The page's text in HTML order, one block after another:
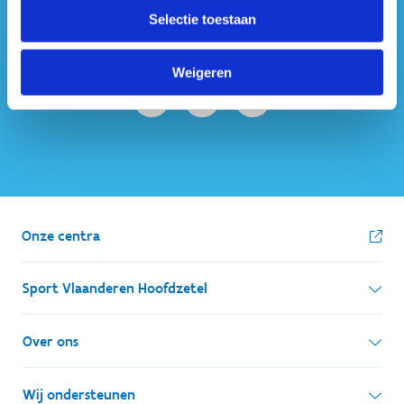
Selectie toestaan
Weigeren
#sportersbelevenmeer
ook op sociale media
Onze centra
Sport Vlaanderen Hoofdzetel
Simon Bolivarlaan 17
1000 Brussel
Over ons
Wie zijn we, wat doen we
Wij ondersteunen